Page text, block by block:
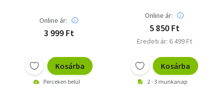
Online ár:
3 999 Ft
Kosárba
Perceken belül
Online ár:
5 850 Ft
Eredeti ár: 6 499 Ft
Kosárba
2 - 3 munkanap